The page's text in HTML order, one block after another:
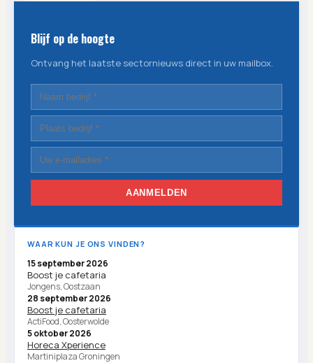
Blijf op de hoogte
Ontvang het laatste sectornieuws direct in uw mailbox.
AANMELDEN
WAAR KUN JE ONS VINDEN?
15 september 2026
Boost je cafetaria
Jongens, Oostzaan
28 september 2026
Boost je cafetaria
ActiFood, Oosterwolde
5 oktober 2026
Horeca Xperience
Martiniplaza Groningen